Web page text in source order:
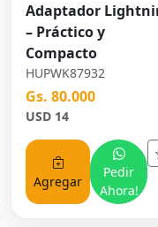
Adaptador
– Práctico y
Compacto
HUPWK87932
Gs. 80.000
USD 14
Agregar
Pedir
Ahora!